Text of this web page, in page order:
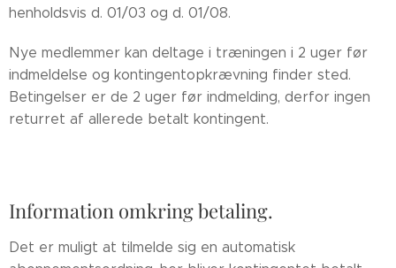
henholdsvis d. 01/03 og d. 01/08.
Nye medlemmer kan deltage i træningen i 2 uger før
indmeldelse og kontingentopkrævning finder sted.
Betingelser er de 2 uger før indmelding, derfor ingen
returret af allerede betalt kontingent.
Information omkring betaling.
Det er muligt at tilmelde sig en automatisk